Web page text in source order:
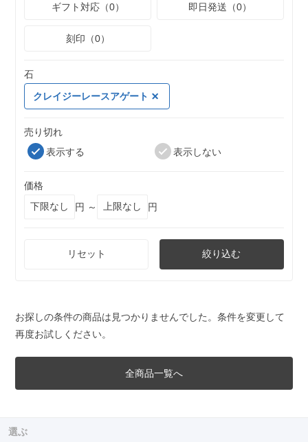
ギフト対応（0） 即日発送（0）
刻印（0）
石
クレイジーレースアゲート
売り切れ
表示する
表示しない
価格
円 ～
円
リセット 絞り込む
お探しの条件の商品は見つかりませんでした。条件を変更して
再度お試しください。
全商品一覧へ
選ぶ